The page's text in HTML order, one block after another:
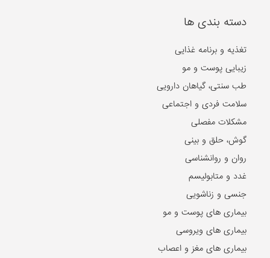
دسته بندی ها
تغذیه و برنامه غذایی
زیبایی پوست و مو
طب سنتی، گیاهان دارویی
سلامت فردی و اجتماعی
مشکلات مفصلی
گوش، حلق و بینی
روان و روانشناسی
غدد و متابولیسم
جنسی و زناشویی
بیماری های پوست و مو
بیماری های ویروسی
بیماری های مغز و اعصاب